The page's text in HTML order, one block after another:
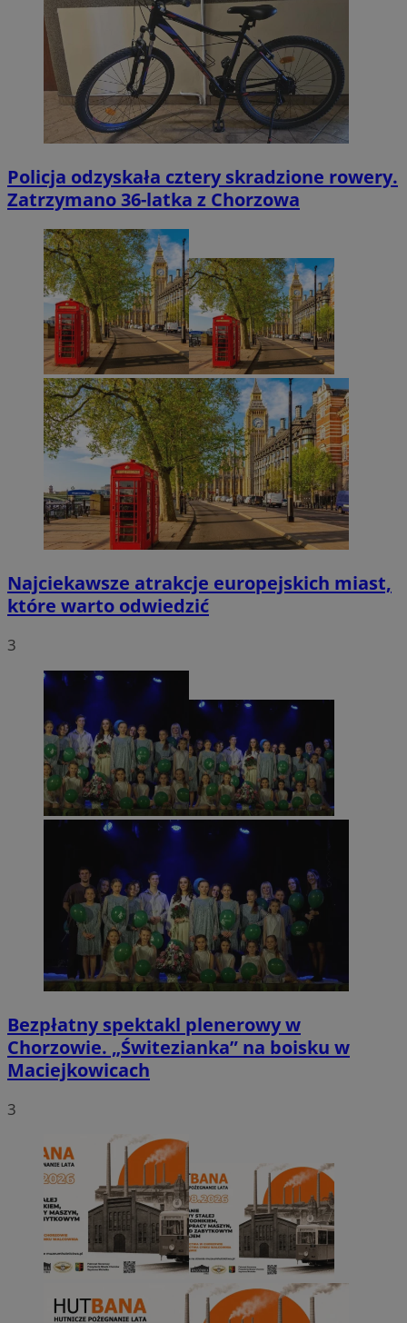
Policja odzyskała cztery skradzione rowery.
Zatrzymano 36-latka z Chorzowa
Najciekawsze atrakcje europejskich miast,
które warto odwiedzić
3
Bezpłatny spektakl plenerowy w
Chorzowie. „Świtezianka” na boisku w
Maciejkowicach
3